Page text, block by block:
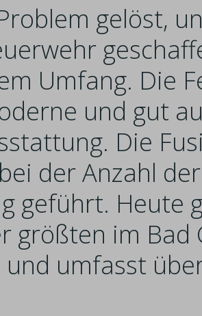
gelöst,
Umfang. Die
und gut
Die
der Anzahl
geführt. Heute
größten im Bad
umfasst